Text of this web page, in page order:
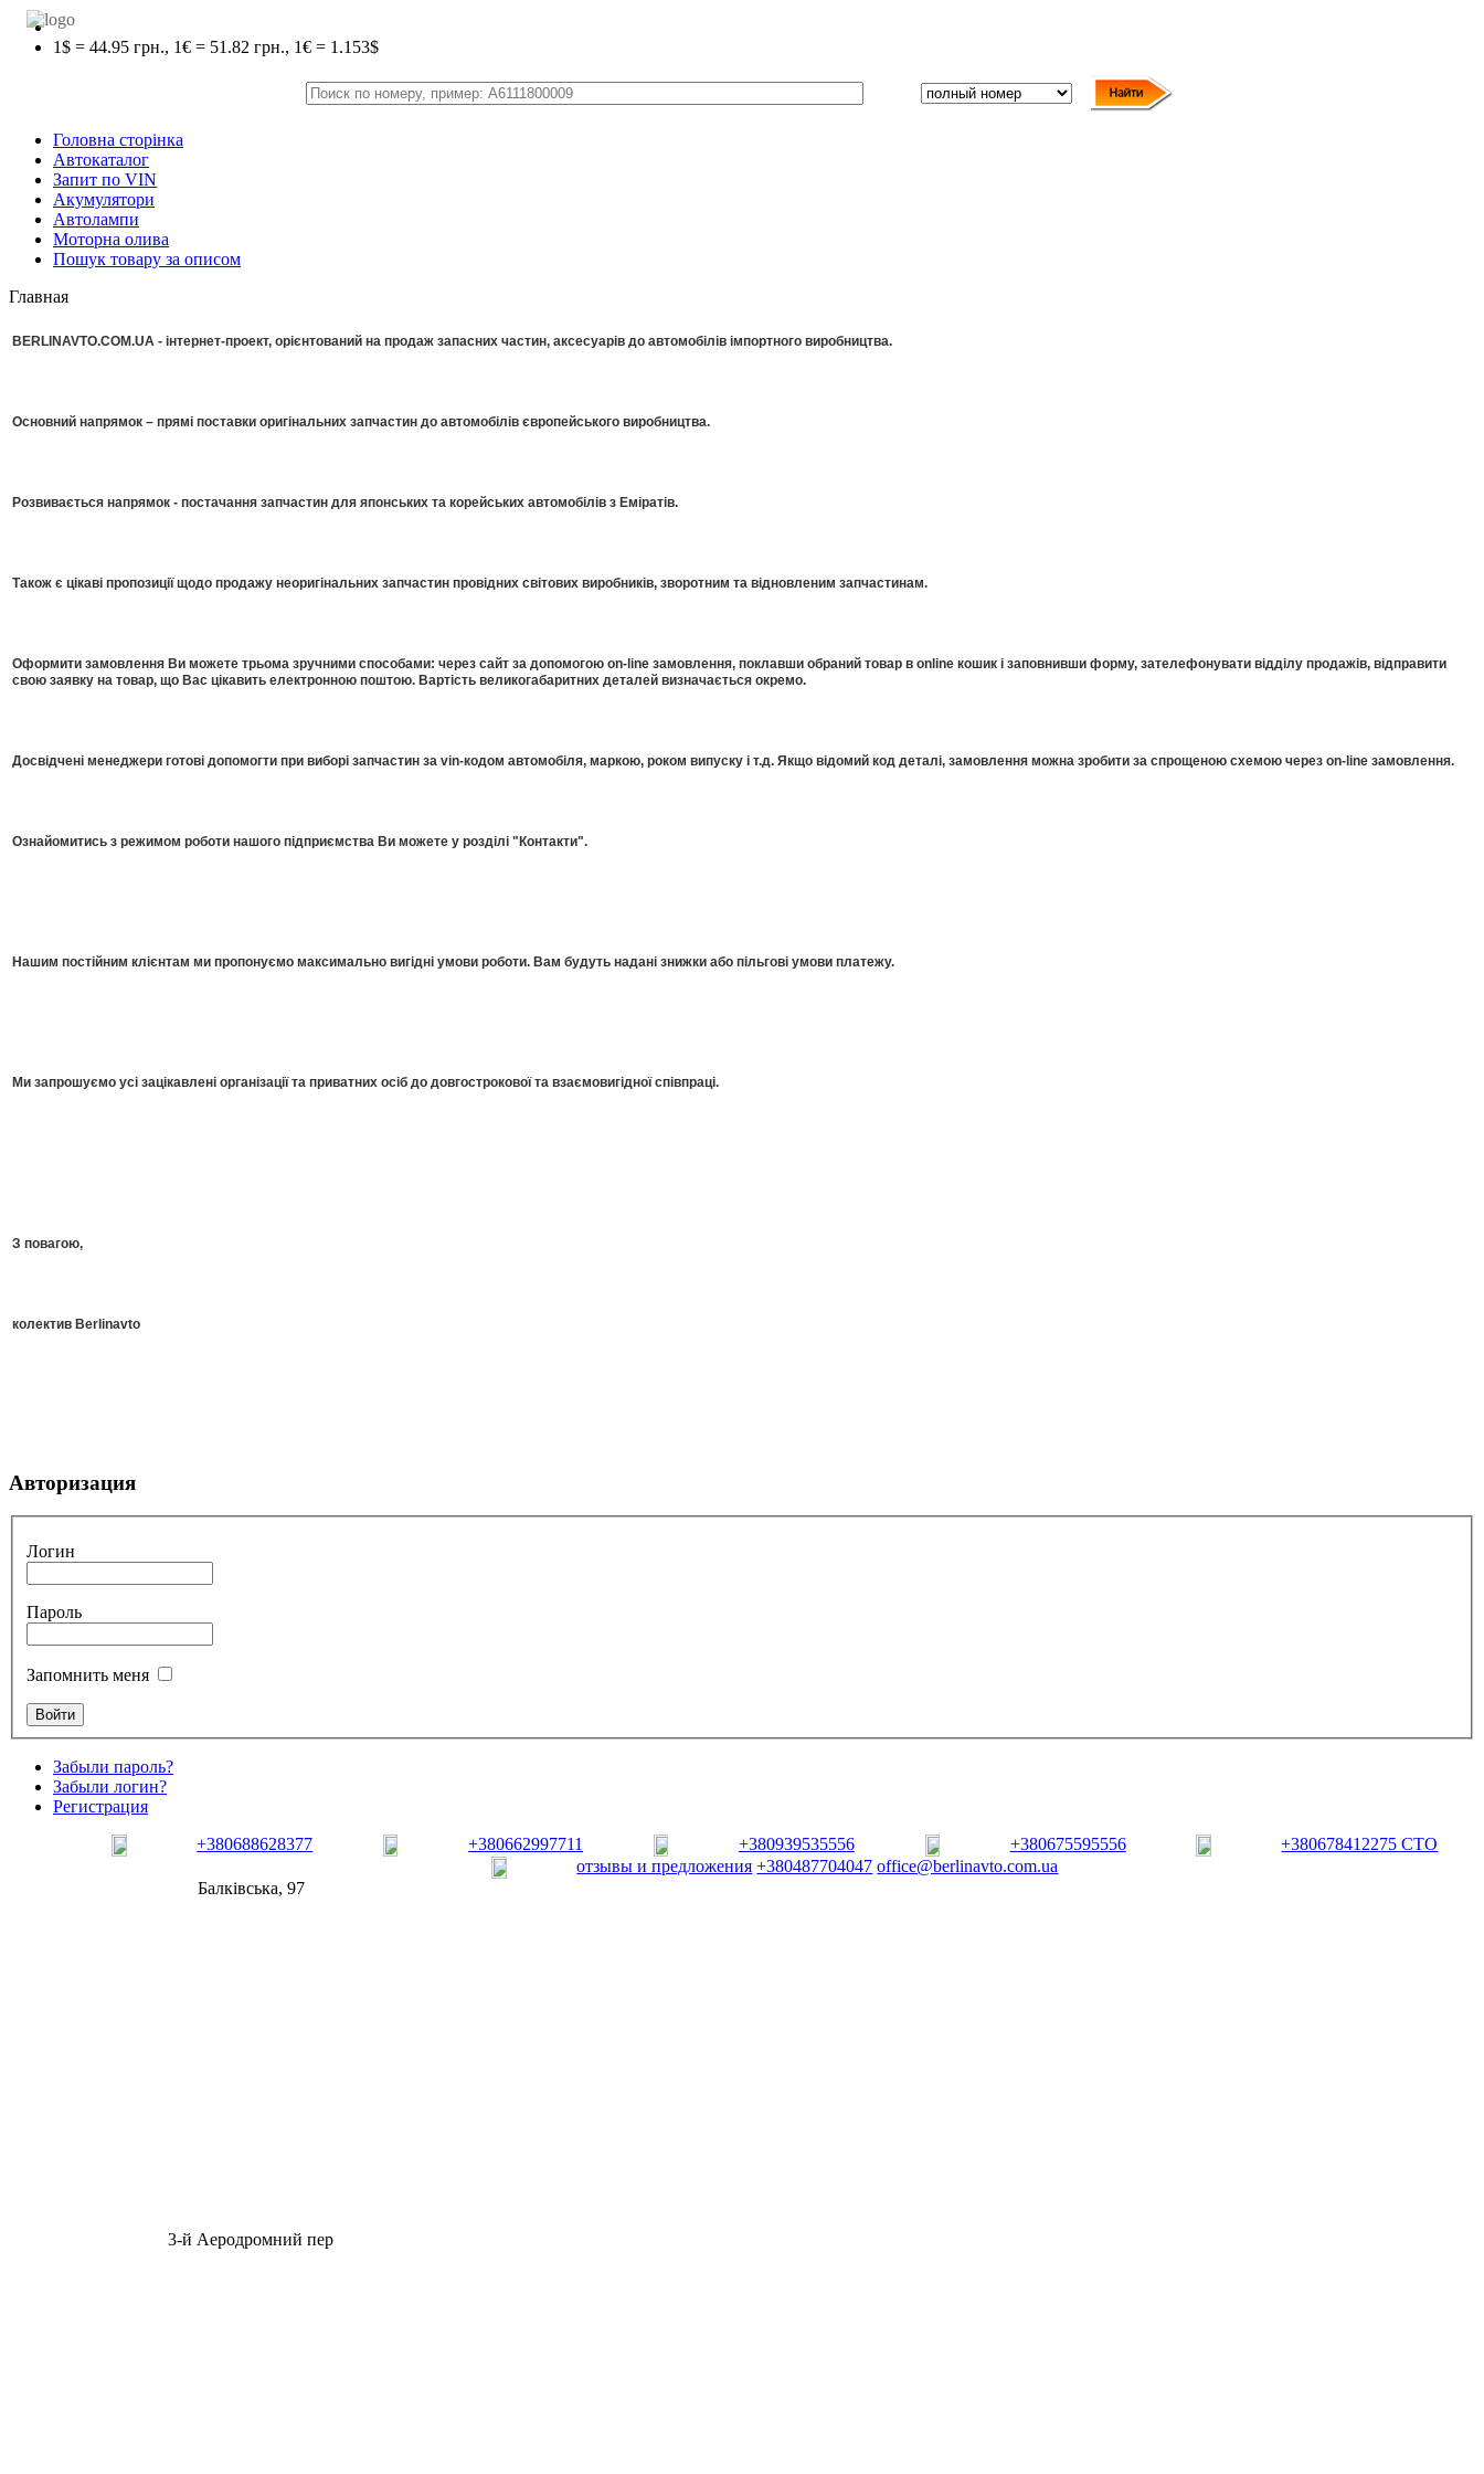
1$ = 44.95 грн., 1€ = 51.82 грн., 1€ = 1.153$
Головна сторінка
Автокаталог
Запит по VIN
Акумулятори
Автолампи
Моторна олива
Пошук товару за описом
Главная
BERLINAVTO.COM.UA - інтернет-проект, орієнтований на продаж запасних частин, аксесуарів до автомобілів імпортного виробництва.
Основний напрямок – прямі поставки оригінальних запчастин до автомобілів європейського виробництва.
Розвивається напрямок - постачання запчастин для японських та корейських автомобілів з Еміратів.
Також є цікаві пропозиції щодо продажу неоригінальних запчастин провідних світових виробників, зворотним та відновленим запчастинам.
Оформити замовлення Ви можете трьома зручними способами: через сайт за допомогою on-line замовлення, поклавши обраний товар в online кошик і заповнивши форму, зателефонувати відділу продажів, відправити
свою заявку на товар, що Вас цікавить електронною поштою. Вартість великогабаритних деталей визначається окремо.
Досвідчені менеджери готові допомогти при виборі запчастин за vin-кодом автомобіля, маркою, роком випуску і т.д. Якщо відомий код деталі, замовлення можна зробити за спрощеною схемою через on-line замовлення.
Ознайомитись з режимом роботи нашого підприємства Ви можете у розділі "Контакти".
Нашим постійним клієнтам ми пропонуємо максимально вигідні умови роботи. Вам будуть надані знижки або пільгові умови платежу.
Ми запрошуємо усі зацікавлені організації та приватних осіб до довгострокової та взаємовигідної співпраці.
З повагою,
колектив Berlinavto
Авторизация
Логин
Пароль
Запомнить меня
Забыли пароль?
Забыли логин?
Регистрация
+380688628377
+380662997711 +380939535556 +380675595556
+380678412275 СТО
отзывы и предложения +380487704047 office@berlinavto.com.ua
Балківська, 97
3-й Аеродромний пер